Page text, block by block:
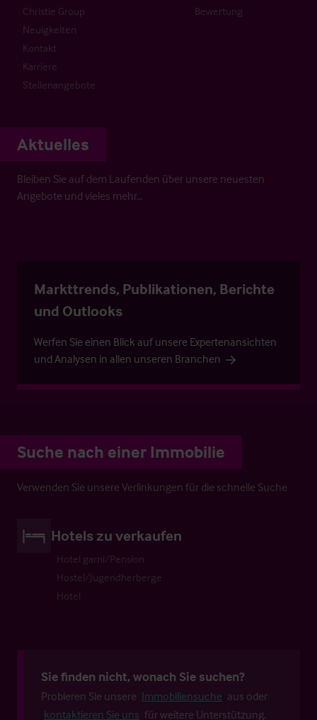
Christie Group
Neuigkeiten
Kontakt
Karriere
Stellenangebote
Bewertung
Aktuelles
Bleiben Sie auf dem Laufenden über unsere neuesten
Angebote und vieles mehr…
Markttrends, Publikationen, Berichte
und Outlooks
Werfen Sie einen Blick auf unsere Expertenansichten
und Analysen in allen unseren Branchen
Suche nach einer Immobilie
Verwenden Sie unsere Verlinkungen für die schnelle Suche
Hotels zu verkaufen
Hotel garni/Pension
Hostel/Jugendherberge
Hotel
Sie finden nicht, wonach Sie suchen?
Probieren Sie unsere Immobiliensuche aus oder
kontaktieren Sie uns für weitere Unterstützung.